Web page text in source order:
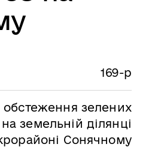
169-р
обстеження зелених
земельній ділянці
Сонячному